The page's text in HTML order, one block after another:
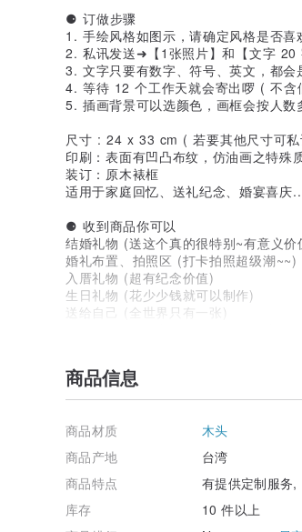
⚈ 订做步骤
1. 手绘风格如图示，请确定风格是否喜
2. 私讯发送➜【1张照片】和【文字 20
3. 文字只要有数字、符号、英文，都会
4. 等待 12 个工作天就会寄出啰 ( 不含
5. 插画背景可以选颜色，画框会按人数
尺寸 : 24 x 33 cm ( 若要其他尺寸可
印刷：表面有凹凸布纹，仿油画之特殊
装订：原木裱框
适用于家庭回忆、送礼纪念、婚宴喜庆
⚈ 收到商品你可以
结婚礼物 (送这个真的很特别~有意义价
婚礼布置、拍照区 (打卡拍照超级潮~~)
入厝礼物 (超有纪念价值)
生日礼物 (花少少钱就可以制作)
送给自己 (全世界只有一张)
日常的小惊喜 (充满小心思一定会让他
◍ 一律不看稿子或修改，能接受再下标
◍ 4人以上或有其他需求请私讯告知，
◍ 作品版权为型爵所有，不得翻版、贩
制作时间：付款后，从制作到寄出为
依顺序安排制作，一个一个单独为您制
请见谅。
* 尺寸误差 : ±3cm~5cm为正常交货范
商品信息
商品材质
木头
商品产地
台湾
商品特点
有提供定制服务
库存
10 件以上